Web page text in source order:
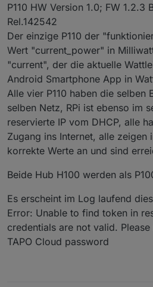
P110 HW Version 1.0; FW 1.2.3
Rel.142542
Der einzige P110 der
Wert "current_power" in
"current", der die aktuelle
Android Smartphone App in
Alle vier P110 haben die selben
selben Netz, RPi ist ebenso im
reservierte IP vom DHCP, alle
Zugang ins Internet, alle zeigen
korrekte Werte an und sind
Beide Hub H100 werden als
Es erscheint im Log laufend
Error: Unable to find token in
credentials are not valid.
TAPO Cloud password